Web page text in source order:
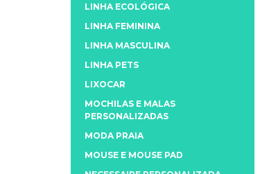
LINHA ECOLÓGICA
LINHA FEMININA
LINHA MASCULINA
LINHA PETS
LIXOCAR
MOCHILAS E MALAS
PERSONALIZADAS
MODA PRAIA
MOUSE E MOUSE PAD